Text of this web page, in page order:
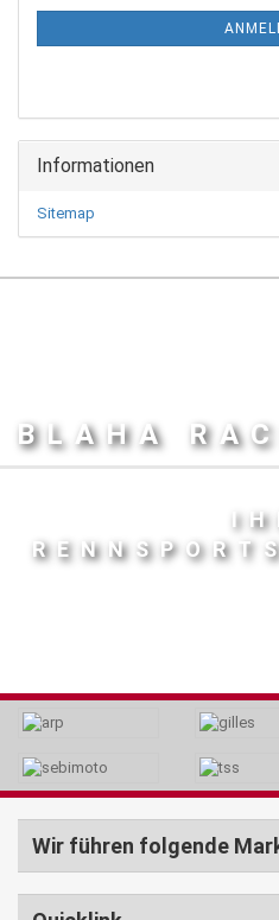
Informationen
Sitemap
BLAHA
Wir führen folgende